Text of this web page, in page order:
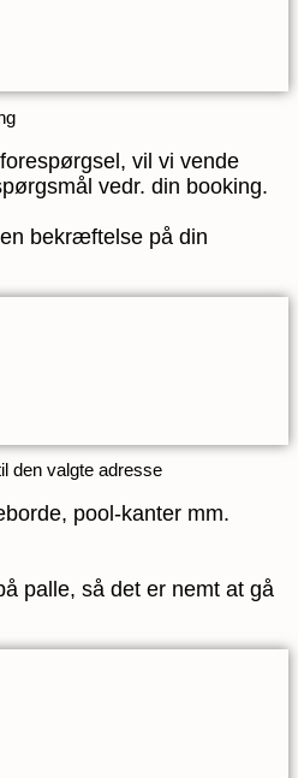
vil vi vende
vedr. din booking.
bekræftelse på din
den valgte adresse
pool-kanter mm.
palle, så det er nemt at gå